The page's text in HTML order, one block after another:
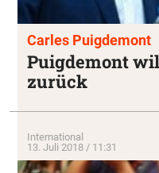
Carles Puigdemont
Puigdemont
zurück
International
13. Juli 2018 / 11:31